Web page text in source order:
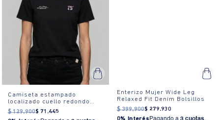
Camiseta estampado
localizado cuello redondo
para mujer
$ 129.900$ 71 .445
Enterizo Mujer Wide Leg
Relaxed Fit Denim Bolsillos
$ 399.900$ 279.930